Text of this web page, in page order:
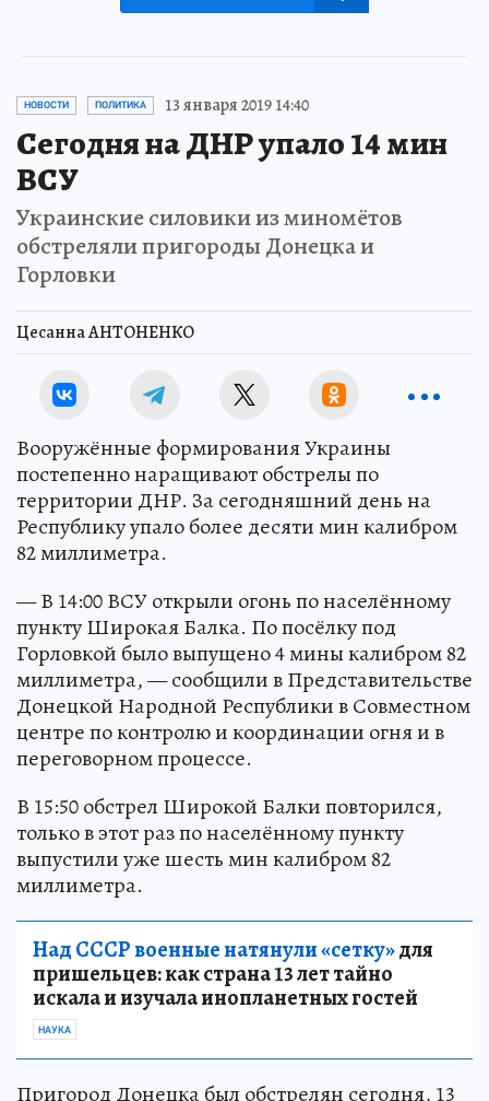
НОВОСТИ ПОЛИТИКА 13 января 2019 14:40
Сегодня на ДНР упало 14 мин
ВСУ
Украинские силовики из миномётов
обстреляли пригороды Донецка и
Горловки
Цесанна АНТОНЕНКО
Вооружённые формирования Украины
постепенно наращивают обстрелы по
территории ДНР. За сегодняшний день на
Республику упало более десяти мин калибром
82 миллиметра.
— В 14:00 ВСУ открыли огонь по населённому
пункту Широкая Балка. По посёлку под
Горловкой было выпущено 4 мины калибром 82
миллиметра, — сообщили в Представительстве
Донецкой Народной Республики в Совместном
центре по контролю и координации огня и в
переговорном процессе.
В 15:50 обстрел Широкой Балки повторился,
только в этот раз по населённому пункту
выпустили уже шесть мин калибром 82
миллиметра.
Над СССР военные натянули «сетку»для
пришельцев: как страна 13 лет тайно
искала и изучала инопланетных гостей
НАУКА
Пригород Донецка был обстрелян сегодня, 13